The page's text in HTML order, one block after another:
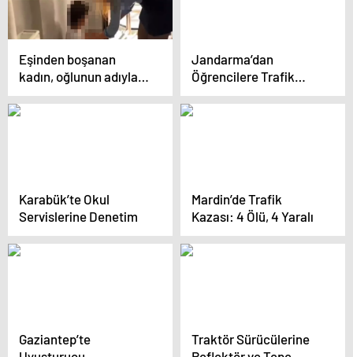
Eşinden boşanan
kadın, oğlunun adıyla
hesap açıp uygunsuz
görüntülerini satıyor
Jandarma’dan
Öğrencilere Trafik
Eğitimi
Karabük’te Okul
Servislerine Denetim
Mardin’de Trafik
Kazası: 4 Ölü, 4 Yaralı
Gaziantep’te
Traktör Sürücülerine